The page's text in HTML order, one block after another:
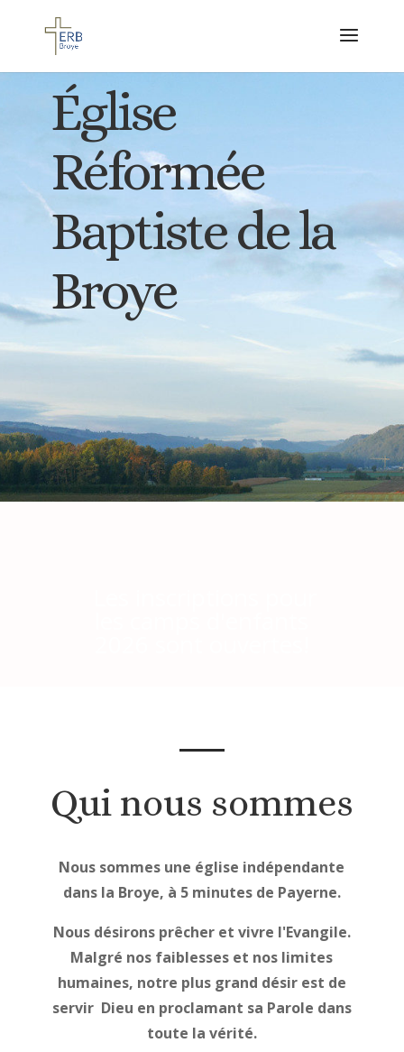
Église
Réformée
Baptiste de la
Broye
Qui nous sommes
Nous sommes une église indépendante
dans la Broye, à 5 minutes de Payerne.
Nous désirons prêcher et vivre l'Evangile.
Malgré nos faiblesses et nos limites
humaines, notre plus grand désir est de
servir Dieu en proclamant sa Parole dans
toute la vérité.